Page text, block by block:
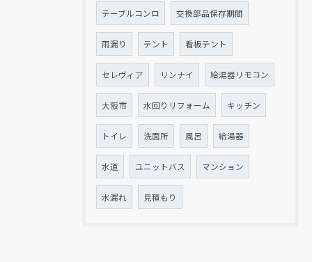
テーブルコンロ 交換部品保存期間
雨漏り テント 看板テント
セレヴィア リンナイ 給湯器リモコン
大阪市 水回りリフォーム キッチン
トイレ 洗面所 風呂 給湯器
水道 ユニットバス マンション
水漏れ 見積もり